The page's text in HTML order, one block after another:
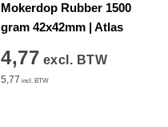
Mokerdop Rubber 1500
gram 42x42mm | Atlas
4,77 excl. BTW
5,77 incl. BTW